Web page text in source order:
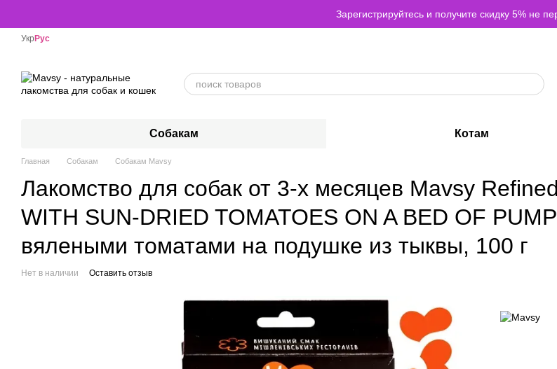
Зарегистрируйтесь и получите скидку 5% не
Укр Рус
Собакам Котам
Главная Собакам Собакам Mavsy
Лакомство для собак от 3-х месяцев Mavsy
WITH SUN-DRIED TOMATOES ON A BED OF
вялеными томатами на подушке из тыквы, 100 г
Нет в наличии Оставить отзыв